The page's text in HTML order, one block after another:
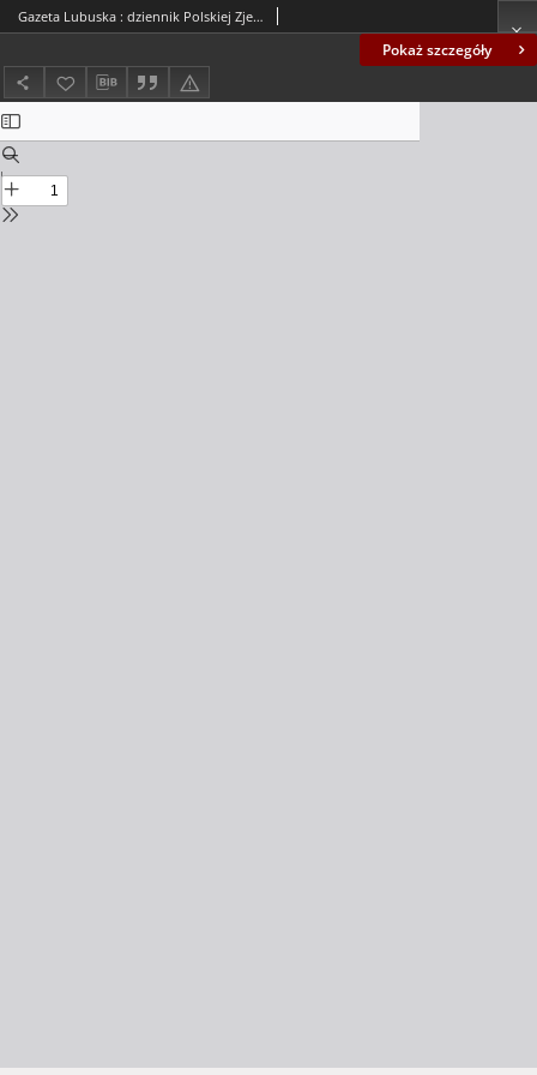
Pokaż szczegóły
Gazeta Lubuska : dziennik Polskiej Zjednoczonej Partii Robotniczej : Zielona Góra - Gorzów R. XXXIV Nr 26 (31 stycznia 1986). - Wyd. 1